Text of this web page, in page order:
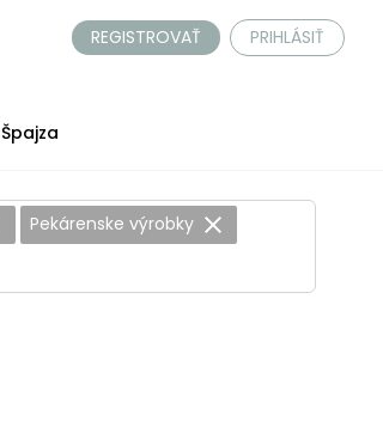
REGISTROVAŤ PRIHLÁSIŤ
Špajza
Pekárenske výrobky